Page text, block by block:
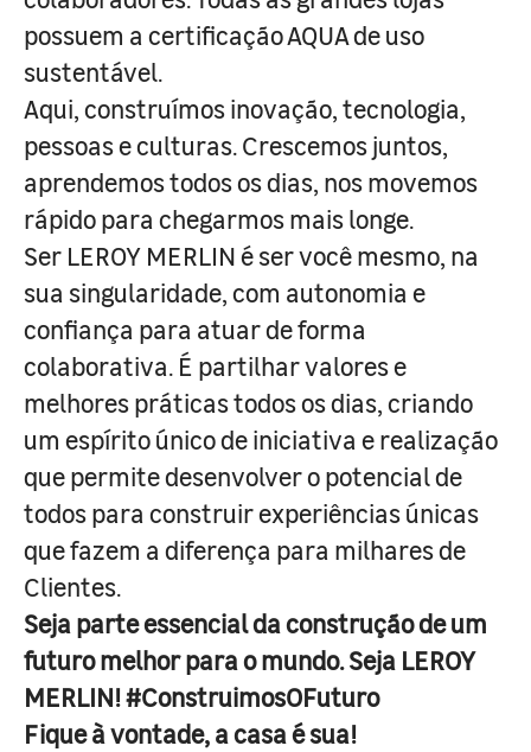
possuem a certificação AQUA de uso
sustentável.
Aqui, construímos inovação, tecnologia,
pessoas e culturas. Crescemos juntos,
aprendemos todos os dias, nos movemos
rápido para chegarmos mais longe.
Ser LEROY MERLIN é ser você mesmo, na
sua singularidade, com autonomia e
confiança para atuar de forma
colaborativa. É partilhar valores e
melhores práticas todos os dias, criando
um espírito único de iniciativa e realização
que permite desenvolver o potencial de
todos para construir experiências únicas
que fazem a diferença para milhares de
Clientes.
Seja parte essencial da construção de um
futuro melhor para o mundo. Seja LEROY
MERLIN! #ConstruimosOFuturo
Fique à vontade, a casa é sua!